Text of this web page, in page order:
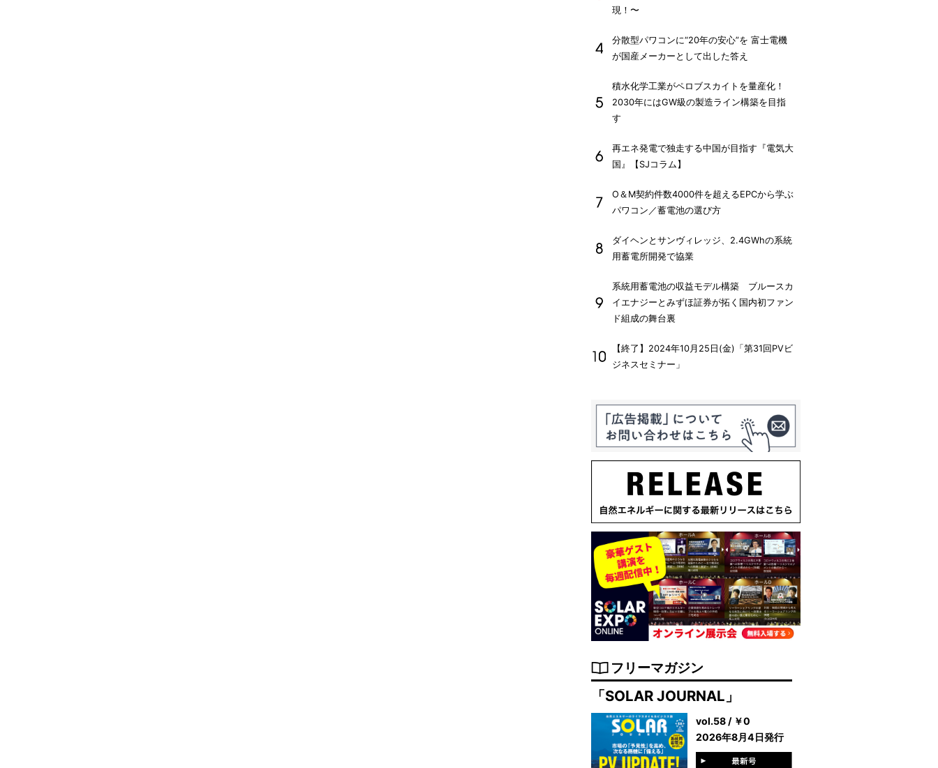
現！〜
分散型パワコンに“20年の安心”を 富士電機
が国産メーカーとして出した答え
積水化学工業がペロブスカイトを量産化！
2030年にはGW級の製造ライン構築を目指
す
再エネ発電で独走する中国が目指す『電気大
国』【SJコラム】
O＆M契約件数4000件を超えるEPCから学ぶ
パワコン／蓄電池の選び方
ダイヘンとサンヴィレッジ、2.4GWhの系統
用蓄電所開発で協業
系統用蓄電池の収益モデル構築 ブルースカ
イエナジーとみずほ証券が拓く国内初ファン
ド組成の舞台裏
【終了】2024年10月25日(金)「第31回PVビ
ジネスセミナー」
フリーマガジン
「SOLAR JOURNAL」
vol.58 / ￥0
2026年8月4日発行